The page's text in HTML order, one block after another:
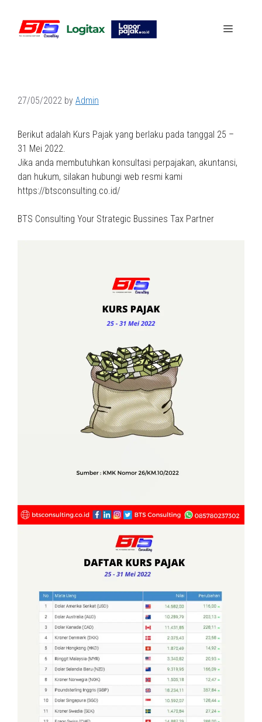
content
Menu
27/05/2022 by Admin
Berikut adalah Kurs Pajak yang berlaku pada tanggal 25 –
31 Mei 2022.
Jika anda membutuhkan konsultasi perpajakan, akuntansi,
dan hukum, silakan hubungi web resmi kami
https://btsconsulting.co.id/
BTS Consulting Your Strategic Bussines Tax Partner